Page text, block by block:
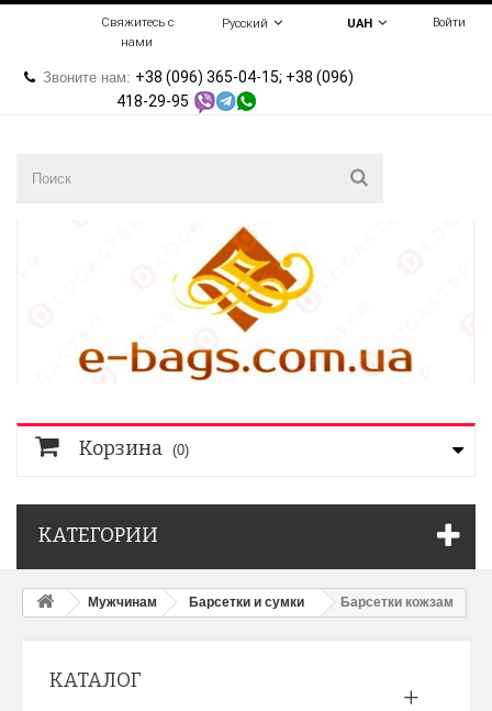
Войти
UAH
Русский
Свяжитесь с
нами
Звоните нам: +38 (096) 365-04-15; +38 (096)
418-29-95
Корзина (0)
КАТЕГОРИИ
Мужчинам Барсетки и сумки Барсетки кожзам
КАТАЛОГ